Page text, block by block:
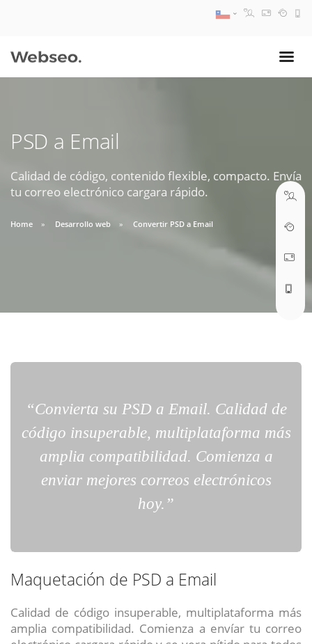
PSD a Email
Calidad de código, contenido flexible, compacto. Envía
tu correo electrónico cargara rápido.
Home Desarrollo web Convertir PSD a Email
“Convierta su PSD a Email. Calidad de
código insuperable, multiplataforma más
amplia compatibilidad. Comienza a
enviar mejores correos electrónicos
hoy.”
Maquetación de PSD a Email
Calidad de código insuperable, multiplataforma más
amplia compatibilidad. Comienza a envíar tu correo
09:30 AM A 18:30 PM
soporte@webseo.cl